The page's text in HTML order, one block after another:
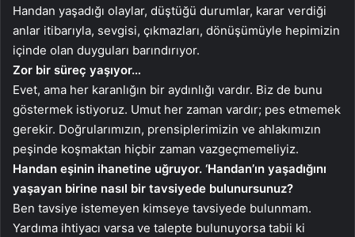
Handan yaşadığı olaylar, düştüğü durumlar, karar verdiği
anlar itibarıyla, sevgisi, çıkmazları, dönüşümüyle hepimizin
içinde olan duyguları barındırıyor.
Zor bir süreç yaşıyor…
Evet, ama her karanlığın bir aydınlığı vardır. Biz de bunu
göstermek istiyoruz. Umut her zaman vardır; pes etmemek
gerekir. Doğrularımızın, prensiplerimizin ve ahlakımızın
peşinde koşmaktan hiçbir zaman vazgeçmemeliyiz.
Handan eşinin ihanetine uğruyor. ‘Handan’ın yaşadığını
yaşayan birine nasıl bir tavsiyede bulunursunuz?
Ben tavsiye istemeyen kimseye tavsiyede bulunmam.
Yardıma ihtiyacı varsa ve talepte bulunuyorsa tabii ki